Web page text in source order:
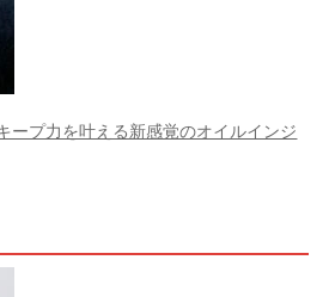
ープ力を叶える新感覚のオイルインジ